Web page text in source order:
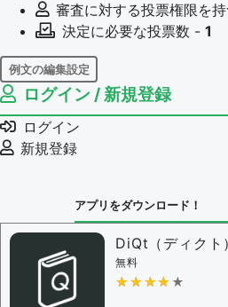
審査に対する投票権限を
決定に必要な投票数 - 1
例文の編集設定
例文の編集権限を持つユー
例文の削除を審査する
審査に対する投票権限を
決定に必要な投票数 -
問題の編集権限を持つユ
審査に対する投票権限を
決定に必要な投票数 -
編集ガイドライン
ログイン / 新規登録
ログイン
新規登録
アプリをダウンロード！
DiQt（ディクト
無料
★★★★★
★★★★★